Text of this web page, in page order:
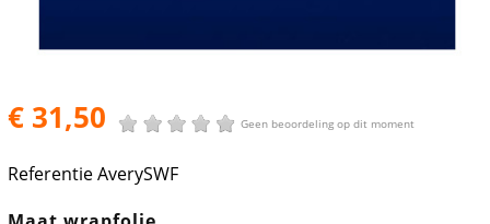
€ 31,50 Geen beoordeling op dit moment
ReferentieAverySWF